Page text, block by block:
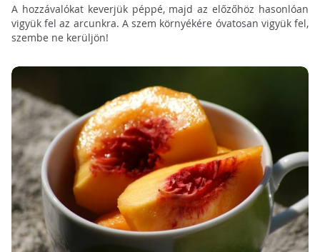
A hozzávalókat keverjük péppé, majd az előzőhöz hasonlóan
vigyük fel az arcunkra. A szem környékére óvatosan vigyük fel,
szembe ne kerüljön!